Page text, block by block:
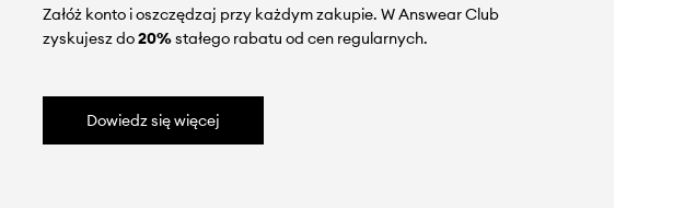
Załóż konto i oszczędzaj przy każdym zakupie. W Answear Club
zyskujesz do20%stałego rabatu od cen regularnych.
Dowiedz się więcej